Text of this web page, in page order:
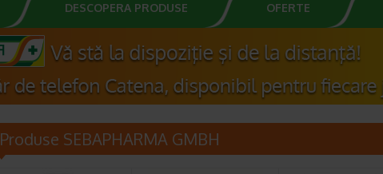
DESCOPERA PRODUSE OFERTE
Produse SEBAPHARMA GMBH